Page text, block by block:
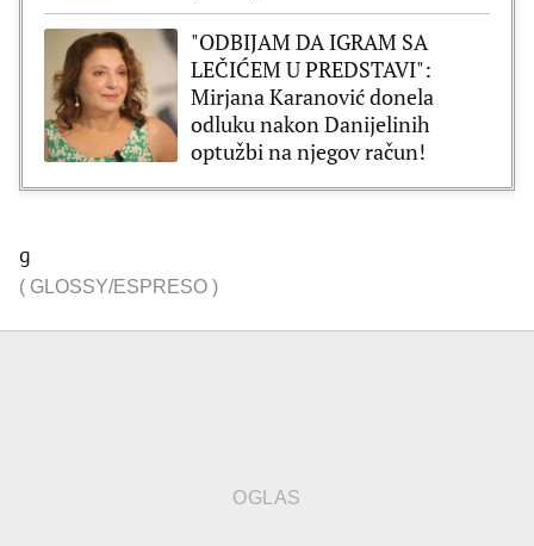
"ODBIJAM DA IGRAM SA
LEČIĆEM U PREDSTAVI":
Mirjana Karanović donela
odluku nakon Danijelinih
optužbi na njegov račun!
g
( GLOSSY/ESPRESO )